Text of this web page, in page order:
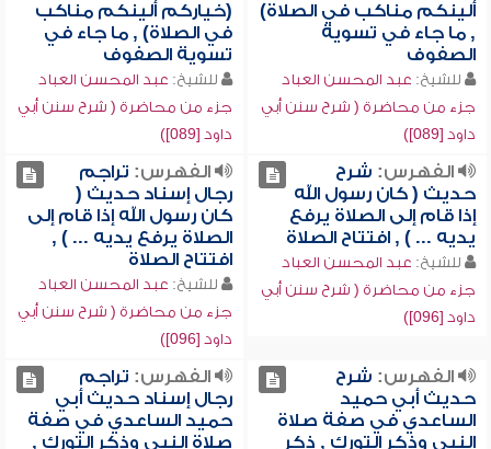
ألينكم مناكب في الصلاة)
, ما جاء في تسوية
الصفوف
للشيخ: عبد المحسن العباد
جزء من محاضرة ( شرح سنن أبي
داود [089])
(خياركم ألينكم مناكب
في الصلاة) , ما جاء في
تسوية الصفوف
للشيخ: عبد المحسن العباد
جزء من محاضرة ( شرح سنن أبي
داود [089])
الفهرس: شرح
حديث ( كان رسول الله
إذا قام إلى الصلاة يرفع
يديه ... ) , افتتاح الصلاة
للشيخ: عبد المحسن العباد
جزء من محاضرة ( شرح سنن أبي
داود [096])
الفهرس: تراجم
رجال إسناد حديث (
كان رسول الله إذا قام إلى
الصلاة يرفع يديه ... ) ,
افتتاح الصلاة
للشيخ: عبد المحسن العباد
جزء من محاضرة ( شرح سنن أبي
داود [096])
الفهرس: شرح
حديث أبي حميد
الساعدي في صفة صلاة
النبي وذكر التورك , ذكر
الفهرس: تراجم
رجال إسناد حديث أبي
حميد الساعدي في صفة
صلاة النبي وذكر التورك ,